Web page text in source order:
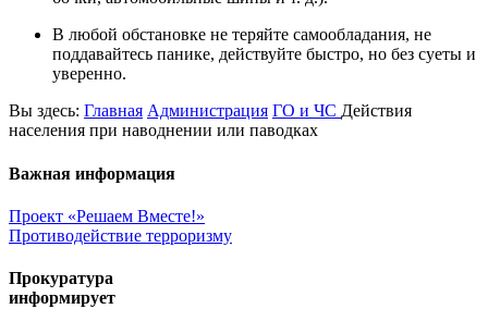
В любой обстановке не теряйте самообладания, не
поддавайтесь панике, действуйте быстро, но без суеты и
уверенно.
Вы здесь: Главная Администрация ГО и ЧС Действия
населения при наводнении или паводках
Важная информация
Проект «Решаем Вместе!»
Противодействие терроризму
Прокуратура
информирует